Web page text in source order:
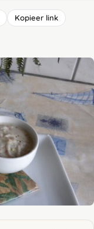
Kopieer link